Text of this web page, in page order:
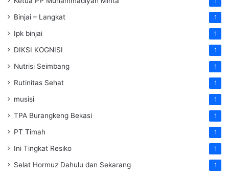
Binjai – Langkat 1
Ipk binjai 1
DIKSI KOGNISI 1
Nutrisi Seimbang 1
Rutinitas Sehat 1
musisi 1
TPA Burangkeng Bekasi 1
PT Timah 1
Ini Tingkat Resiko 1
Selat Hormuz Dahulu dan Sekarang 1